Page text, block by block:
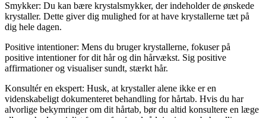
Smykker: Du kan bære krystalsmykker, der indeholder de ønskede
krystaller. Dette giver dig mulighed for at have krystallerne tæt på
dig hele dagen.
Positive intentioner: Mens du bruger krystallerne, fokuser på
positive intentioner for dit hår og din hårvækst. Sig positive
affirmationer og visualiser sundt, stærkt hår.
Konsultér en ekspert: Husk, at krystaller alene ikke er en
videnskabeligt dokumenteret behandling for hårtab. Hvis du har
alvorlige bekymringer om dit hårtab, bør du altid konsultere en læge